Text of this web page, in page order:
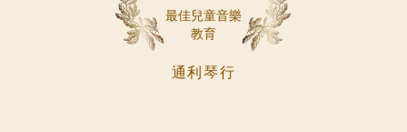
最佳兒童音樂
教育
通利琴行